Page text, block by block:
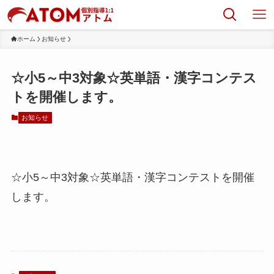
ホーム お知らせ
☆小5～中3対象☆英単語・漢字コンテス
トを開催します。
お知らせ
☆小5～中3対象☆英単語・漢字コンテストを開催
します。